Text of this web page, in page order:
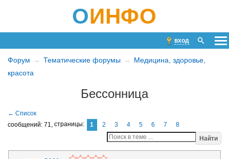
ОИНФО
вход
Форум Тематические форумы
Медицина, здоровье,
красота
Бессонница
сообщений: 71, страницы: 1 2 3 4 5 6 7
8
Найти